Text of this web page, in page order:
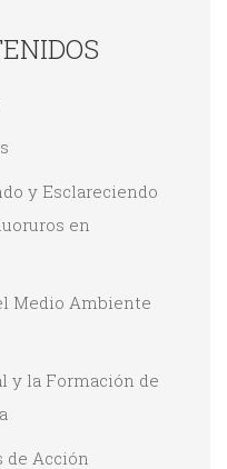
y Esclareciendo
en
Medio Ambiente
y la Formación de
de Acción